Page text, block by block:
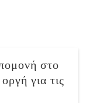
στο
για τις